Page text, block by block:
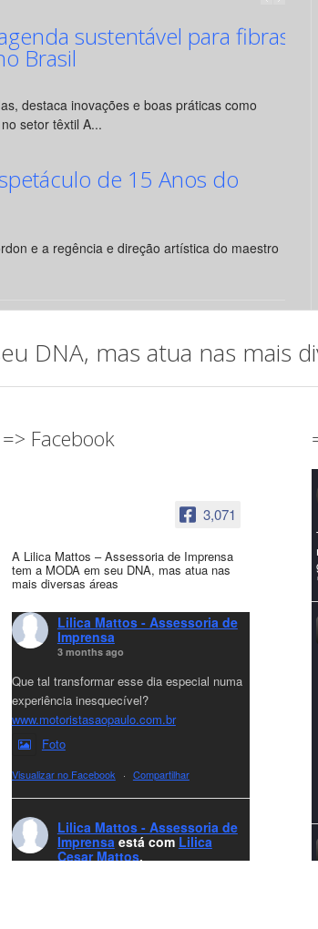
sustentável para fibras
Brasil
destaca inovações e boas práticas como
setor têxtil A...
de 15 Anos do
e a regência e direção artística do maestro
DNA, mas atua nas mais
=> Facebook
3,071
A Lilica Mattos – Assessoria de Imprensa
tem a MODA em seu DNA, mas atua nas
mais diversas áreas
Lilica Mattos - Assessoria de
Imprensa
3 months ago
Que tal transformar esse dia especial numa
experiência inesquecível?
www.motoristasaopaulo.com.br
Foto
Visualizar no Facebook · Compartilhar
Lilica Mattos - Assessoria de
Imprensa está com Lilica
Cesar Mattos.